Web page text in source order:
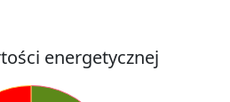
energetycznej